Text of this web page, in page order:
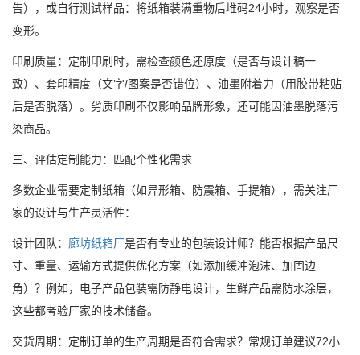
告），或自行测试样品：将纸箱装满重物后堆码24小时，观察是否
变形。
印刷质量：定制印刷时，需检查颜色还原度（是否与设计稿一
致）、套印精度（文字/图案是否错位）、油墨附着力（用胶带粘贴
后是否脱落）。劣质印刷不仅影响品牌形象，还可能因油墨脱落污
染商品。
三、评估定制能力：匹配个性化需求
多数企业需要定制纸箱（如异形箱、防震箱、手提箱），需关注厂
家的设计与生产灵活性：
设计团队： 廊坊纸箱厂是否有专业的包装设计师？能否根据产品尺
寸、重量、运输方式提供优化方案（如添加缓冲泡沫、加固边
角）？例如，电子产品包装需防静电设计，生鲜产品需防水涂层，
这些都考验厂家的技术储备。
交货周期：定制订单的生产周期是否符合需求？常规订单建议72小